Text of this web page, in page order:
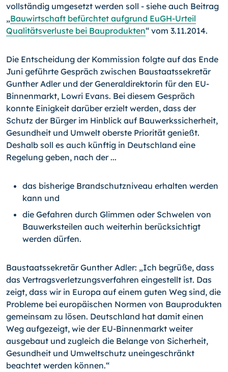
vollständig umgesetzt werden soll - siehe auch Beitrag
„Bauwirtschaft befürchtet aufgrund EuGH-Urteil
Qualitätsverluste bei Bauprodukten“ vom 3.11.2014.
Die Entscheidung der Kommission folgte auf das Ende
Juni geführte Gespräch zwischen Baustaatssekretär
Gunther Adler und der Generaldirektorin für den EU-
Binnenmarkt, Lowri Evans. Bei diesem Gespräch
konnte Einigkeit darüber erzielt werden, dass der
Schutz der Bürger im Hinblick auf Bauwerkssicherheit,
Gesundheit und Umwelt oberste Priorität genießt.
Deshalb soll es auch künftig in Deutschland eine
Regelung geben, nach der ...
das bisherige Brandschutzniveau erhalten werden
kann und
die Gefahren durch Glimmen oder Schwelen von
Bauwerksteilen auch weiterhin berücksichtigt
werden dürfen.
Baustaatssekretär Gunther Adler: „Ich begrüße, dass
das Vertragsverletzungsverfahren eingestellt ist. Das
zeigt, dass wir in Europa auf einem guten Weg sind, die
Probleme bei europäischen Normen von Bauprodukten
gemeinsam zu lösen. Deutschland hat damit einen
Weg aufgezeigt, wie der EU-Binnenmarkt weiter
ausgebaut und zugleich die Belange von Sicherheit,
Gesundheit und Umweltschutz uneingeschränkt
beachtet werden können.“